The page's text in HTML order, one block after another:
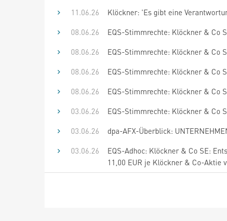
11.06.26
Klöckner: 'Es gibt eine
08.06.26
EQS-Stimmrechte: Klöckner & Co
08.06.26
EQS-Stimmrechte: Klöckner & Co
08.06.26
EQS-Stimmrechte: Klöckner & Co
08.06.26
EQS-Stimmrechte: Klöckner & Co
03.06.26
EQS-Stimmrechte: Klöckner & Co
03.06.26
dpa-AFX-Überblick:
03.06.26
EQS-Adhoc: Klöckner & Co SE:
11,00 EUR je Klöckner & Co-Aktie